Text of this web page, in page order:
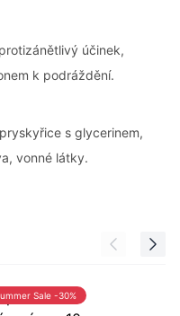
účinek,
k podráždění.
s glycerinem,
vonné látky.
Sale -30%